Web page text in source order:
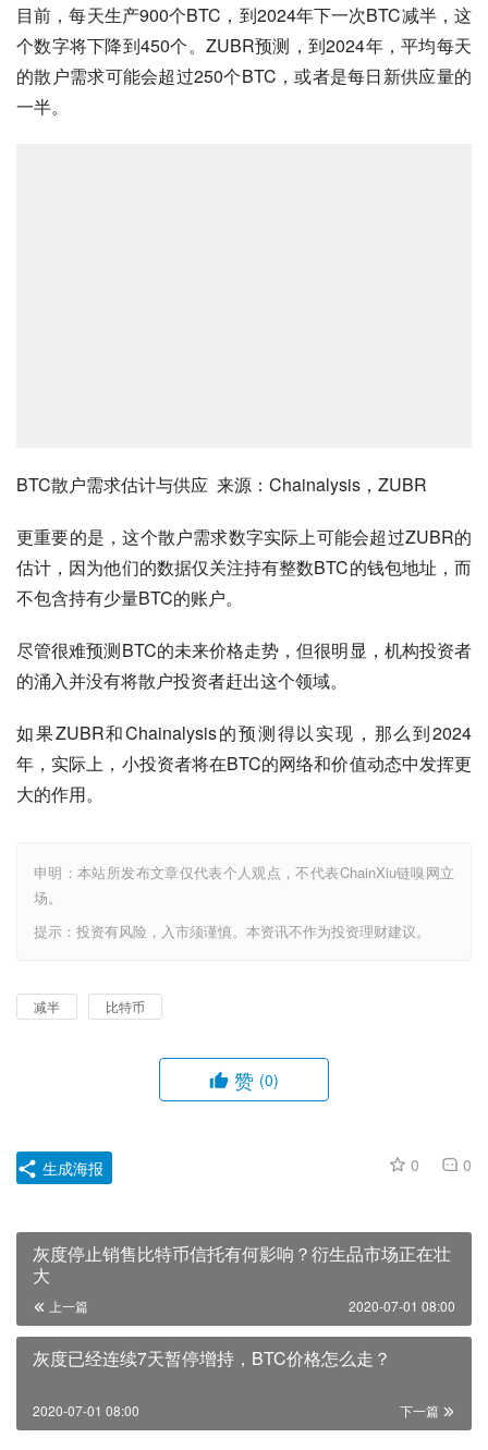
目前，每天生产900个BTC，到2024年下一次BTC减半，这
个数字将下降到450个。ZUBR预测，到2024年，平均每天
的散户需求可能会超过250个BTC，或者是每日新供应量的
一半。
BTC散户需求估计与供应  来源：Chainalysis，ZUBR
更重要的是，这个散户需求数字实际上可能会超过ZUBR的
估计，因为他们的数据仅关注持有整数BTC的钱包地址，而
不包含持有少量BTC的账户。
尽管很难预测BTC的未来价格走势，但很明显，机构投资者
的涌入并没有将散户投资者赶出这个领域。
如果ZUBR和Chainalysis的预测得以实现，那么到2024
年，实际上，小投资者将在BTC的网络和价值动态中发挥更
大的作用。
申明：本站所发布文章仅代表个人观点，不代表ChainXiu链嗅网立
场。
提示：投资有风险，入市须谨慎。本资讯不作为投资理财建议。
减半 比特币
赞 (0)
0 0
生成海报
灰度停止销售比特币信托有何影响？衍生品市场正在壮
大
上一篇 2020-07-01 08:00
灰度已经连续7天暂停增持，BTC价格怎么走？
下一篇
2020-07-01 08:00